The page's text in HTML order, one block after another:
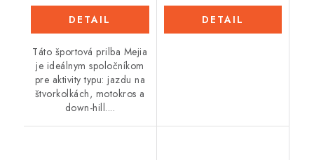
DETAIL
Táto športová prilba Mejia
je ideálnym spoločníkom
pre aktivity typu: jazdu na
štvorkolkách, motokros a
down-hill....
DETAIL